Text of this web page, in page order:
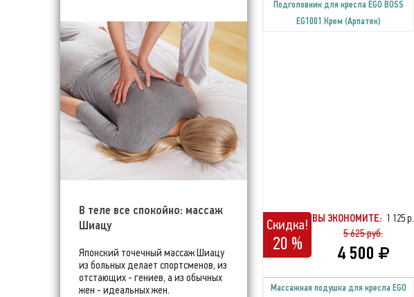
В теле все спокойно: массаж
Шиацу
Японский точечный массаж Шиацу
из больных делает спортсменов, из
отстающих - гениев, а из обычных
жен - идеальных жен.
Подголовник для кресла EGO BOSS
EG1001 Крем (Арпатек)
Скидка!
20 %
ВЫ ЭКОНОМИТЕ: 1 125 р.
5 625 руб.
4 500
Массажная подушка для кресла EGO